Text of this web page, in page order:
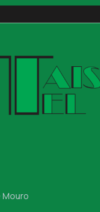
Mouro